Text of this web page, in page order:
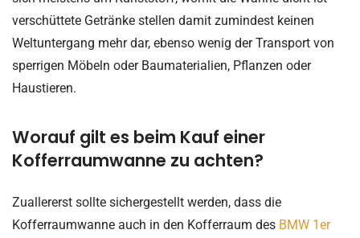
verschüttete Getränke stellen damit zumindest keinen
Weltuntergang mehr dar, ebenso wenig der Transport von
sperrigen Möbeln oder Baumaterialien, Pflanzen oder
Haustieren.
Worauf gilt es beim Kauf einer
Kofferraumwanne zu achten?
Zuallererst sollte sichergestellt werden, dass die
Kofferraumwanne auch in den Kofferraum des BMW 1er